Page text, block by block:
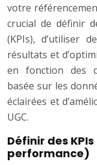
votre
crucial de définir
(KPIs), d’utiliser
résultats et
en fonction des
basée sur les
éclairées et
UGC.
Définir des
performance)